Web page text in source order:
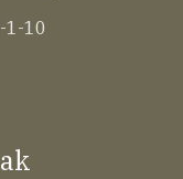
1-10